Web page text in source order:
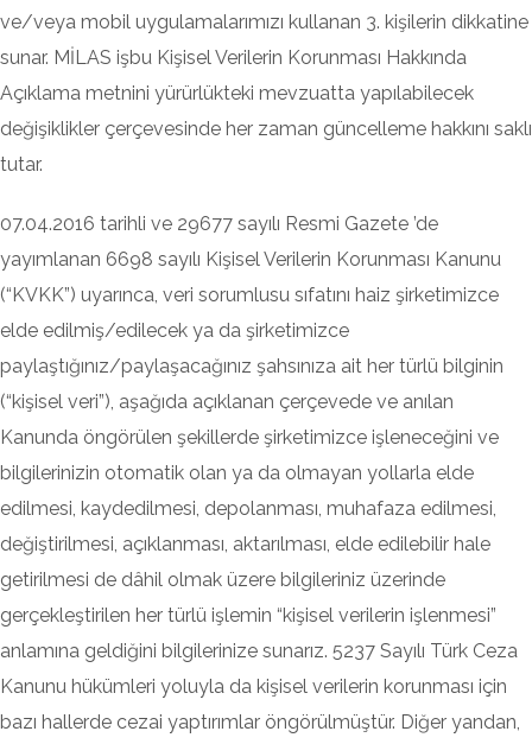
ve/veya mobil uygulamalarımızı kullanan 3. kişilerin dikkatine
sunar. MİLAS işbu Kişisel Verilerin Korunması Hakkında
Açıklama metnini yürürlükteki mevzuatta yapılabilecek
değişiklikler çerçevesinde her zaman güncelleme hakkını saklı
tutar.
07.04.2016 tarihli ve 29677 sayılı Resmi Gazete ’de
yayımlanan 6698 sayılı Kişisel Verilerin Korunması Kanunu
(“KVKK”) uyarınca, veri sorumlusu sıfatını haiz şirketimizce
elde edilmiş/edilecek ya da şirketimizce
paylaştığınız/paylaşacağınız şahsınıza ait her türlü bilginin
(“kişisel veri”), aşağıda açıklanan çerçevede ve anılan
Kanunda öngörülen şekillerde şirketimizce işleneceğini ve
bilgilerinizin otomatik olan ya da olmayan yollarla elde
edilmesi, kaydedilmesi, depolanması, muhafaza edilmesi,
değiştirilmesi, açıklanması, aktarılması, elde edilebilir hale
getirilmesi de dâhil olmak üzere bilgileriniz üzerinde
gerçekleştirilen her türlü işlemin “kişisel verilerin işlenmesi”
anlamına geldiğini bilgilerinize sunarız. 5237 Sayılı Türk Ceza
Kanunu hükümleri yoluyla da kişisel verilerin korunması için
bazı hallerde cezai yaptırımlar öngörülmüştür. Diğer yandan,